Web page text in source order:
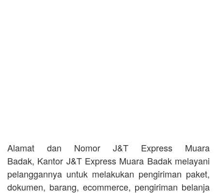
Alamat dan Nomor J&T Express Muara
Badak, Kantor J&T Express Muara Badak melayani
pelanggannya untuk melakukan pengiriman paket,
dokumen, barang, ecommerce, pengiriman belanja